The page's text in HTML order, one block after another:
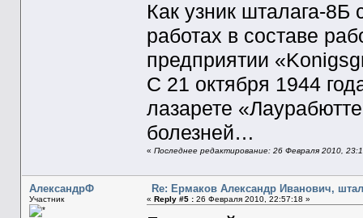
Как узник шталага-8Б
работах в составе
предприятии
С 21 октября 1944
лазарете
болезней…
« Последнее редактирование: 26 Февраля 2010,
АлександрФ
Участник
Re: Ермаков Александр Иванович,
« Reply #5 :26 Февраля 2010, 22:57:18 »